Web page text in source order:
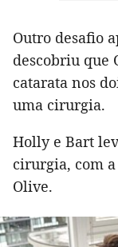
Outro desafio
descobriu que
catarata nos
uma cirurgia.
Holly e Bart
cirurgia, com
Olive.